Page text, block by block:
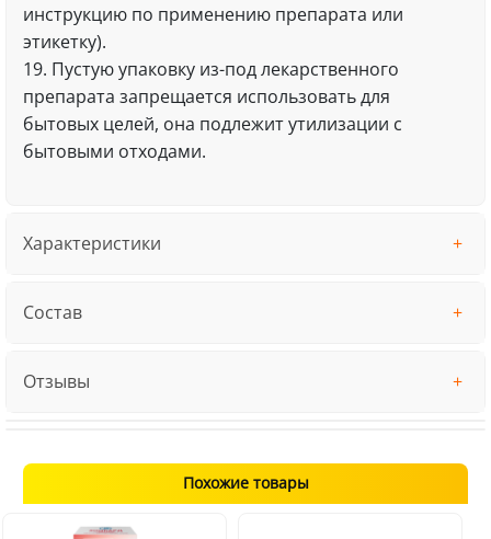
инструкцию по применению препарата или
этикетку).
19. Пустую упаковку из-под лекарственного
препарата запрещается использовать для
бытовых целей, она подлежит утилизации с
бытовыми отходами.
Характеристики
Состав
Отзывы
Похожие товары